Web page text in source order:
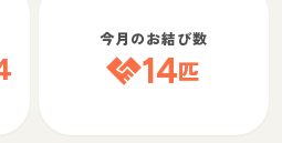
今月のお結び数
14匹